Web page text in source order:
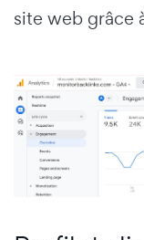
site web grâce